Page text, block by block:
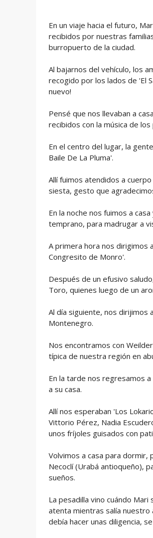
En un viaje hacia el futuro,
recibidos por nuestras
burropuerto de la ciudad.
Al bajarnos del vehículo, los
recogido por los lados de 'El
nuevo!
Pensé que nos llevaban a
recibidos con la música de
En el centro del lugar, la
Baile De La Pluma'.
Allí fuimos atendidos a
siesta, gesto que
En la noche nos fuimos a
temprano, para madrugar a
A primera hora nos dirigimos
Congresito de Monro'.
Después de un efusivo
Toro, quienes luego de un
Al día siguiente, nos dirijimos
Montenegro.
Nos encontramos con
típica de nuestra región en
En la tarde nos regresamos
a su casa.
Allí nos esperaban 'Los
Vittorio Pérez, Nadia
unos fríjoles guisados con
Volvimos a casa para
Necoclí (Urabá antioqueño),
sueños.
La pesadilla vino cuándo
atenta mientras salía nuestro
debía hacer unas diligencia,